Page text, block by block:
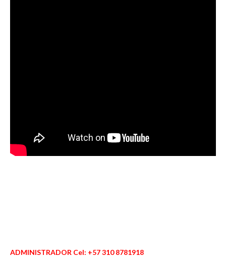
ADMINISTRADOR Cel: +57 310 8781918